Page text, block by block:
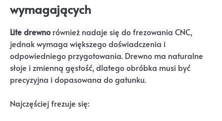
wymagających
Lite drewno również nadaje się do frezowania CNC,
jednak wymaga większego doświadczenia i
odpowiedniego przygotowania. Drewno ma naturalne
słoje i zmienną gęstość, dlatego obróbka musi być
precyzyjna i dopasowana do gatunku.
Najczęściej frezuje się: